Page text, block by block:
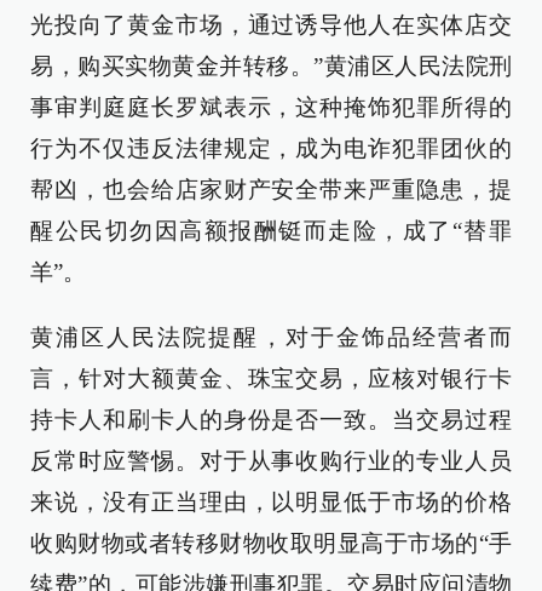
光投向了黄金市场，通过诱导他人在实体店交
易，购买实物黄金并转移。”黄浦区人民法院刑
事审判庭庭长罗斌表示，这种掩饰犯罪所得的
行为不仅违反法律规定，成为电诈犯罪团伙的
帮凶，也会给店家财产安全带来严重隐患，提
醒公民切勿因高额报酬铤而走险，成了“替罪
羊”。
黄浦区人民法院提醒，对于金饰品经营者而
言，针对大额黄金、珠宝交易，应核对银行卡
持卡人和刷卡人的身份是否一致。当交易过程
反常时应警惕。对于从事收购行业的专业人员
来说，没有正当理由，以明显低于市场的价格
收购财物或者转移财物收取明显高于市场的“手
续费”的，可能涉嫌刑事犯罪。交易时应问清物